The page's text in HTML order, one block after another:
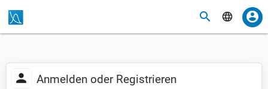
Anmelden oder Registrieren